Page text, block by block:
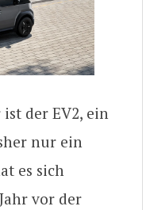
der EV2, ein
nur ein
es sich
vor der